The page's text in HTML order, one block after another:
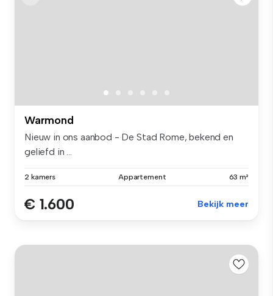
Warmond
Nieuw in ons aanbod - De Stad Rome, bekend en
geliefd in ...
2 kamers Appartement 63 m²
€ 1.600 Bekijk meer